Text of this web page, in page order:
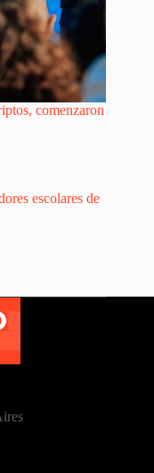
comenzaron
escolares de